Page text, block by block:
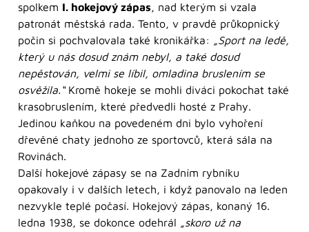
spolkem I. hokejový zápas, nad kterým si vzala
patronát městská rada. Tento, v pravdě průkopnický
počin si pochvalovala také kronikářka: „Sport na ledě,
který u nás dosud znám nebyl, a také dosud
nepěstován, velmi se líbil, omladina bruslením se
osvěžila.“ Kromě hokeje se mohli diváci pokochat také
krasobruslením, které předvedli hosté z Prahy.
Jedinou kaňkou na povedeném dni bylo vyhoření
dřevěné chaty jednoho ze sportovců, která sála na
Rovinách.
Další hokejové zápasy se na Zadním rybníku
opakovaly i v dalších letech, i když panovalo na leden
nezvykle teplé počasí. Hokejový zápas, konaný 16.
ledna 1938, se dokonce odehrál „skoro už na